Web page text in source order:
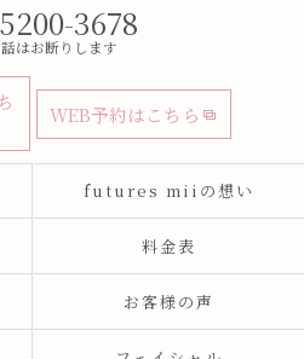
3678
はお断りします
WEB予約はこちら
futures miiの想い
料金表
お客様の声